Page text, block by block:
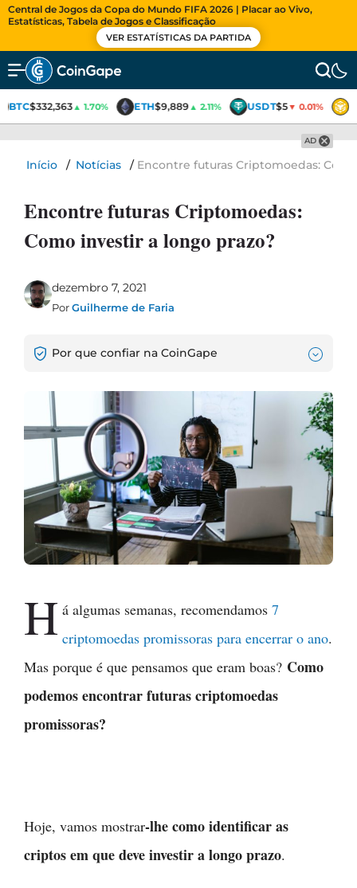
Central de Jogos da Copa do Mundo FIFA 2026 | Placar ao Vivo,
Estatísticas, Tabela de Jogos e Classificação
VER ESTATÍSTICAS DA PARTIDA
BTC$332,363▲ 1.70% ETH$9,889▲ 2.11% USDT$5▼ 0.01%
AD
Início / Notícias / Encontre futuras Criptomoedas:
Encontre futuras Criptomoedas:
Como investir a longo prazo?
dezembro 7, 2021
PorGuilherme de Faria
Por que confiar na CoinGape
H á algumas semanas, recomendamos7
criptomoedas promissoras para encerrar o ano.
Mas porque é que pensamos que eram boas? Como
podemos encontrar futuras criptomoedas
promissoras?
Hoje, vamos mostrar-lhe como identificar as
criptos em que deve investir a longo prazo.